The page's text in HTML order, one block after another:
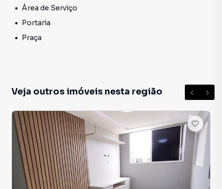
Área de Serviço
Portaria
Praça
Veja outros imóveis nesta região